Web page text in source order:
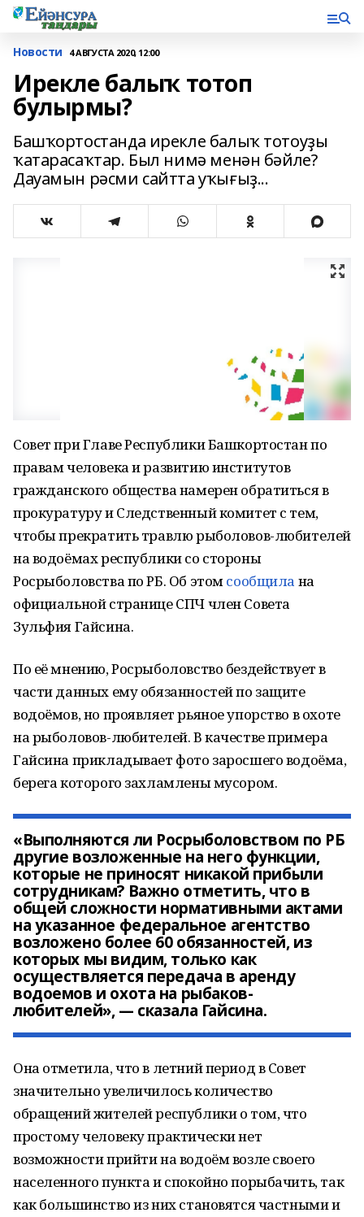
Новости 4 АВГУСТА 2020, 12:00
Ирекле балыҡ тотоп
булырмы?
Башҡортостанда ирекле балыҡ тотоуҙы
ҡатарасаҡтар. Был нимә менән бәйле?
Дауамын рәсми сайтта уҡығыҙ...
Совет при Главе Республики Башкортостан по
правам человека и развитию институтов
гражданского общества намерен обратиться в
прокуратуру и Следственный комитет с тем,
чтобы прекратить травлю рыболовов-любителей
на водоёмах республики со стороны
Росрыболовства по РБ. Об этомсообщила на
официальной странице СПЧ член Совета
Зульфия Гайсина.
По её мнению, Росрыболовство бездействует в
части данных ему обязанностей по защите
водоёмов, но проявляет рьяное упорство в охоте
на рыболовов-любителей. В качестве примера
Гайсина прикладывает фото заросшего водоёма,
берега которого захламлены мусором.
«Выполняются ли Росрыболовством по РБ
другие возложенные на него функции,
которые не приносят никакой прибыли
сотрудникам? Важно отметить, что в
общей сложности нормативными актами
на указанное федеральное агентство
возложено более 60 обязанностей, из
которых мы видим, только как
осуществляется передача в аренду
водоемов и охота на рыбаков-
любителей», — сказала Гайсина.
Она отметила, что в летний период в Совет
значительно увеличилось количество
обращений жителей республики о том, что
простому человеку практически нет
возможности прийти на водоём возле своего
населенного пункта и спокойно порыбачить, так
как большинство из них становятся частными и